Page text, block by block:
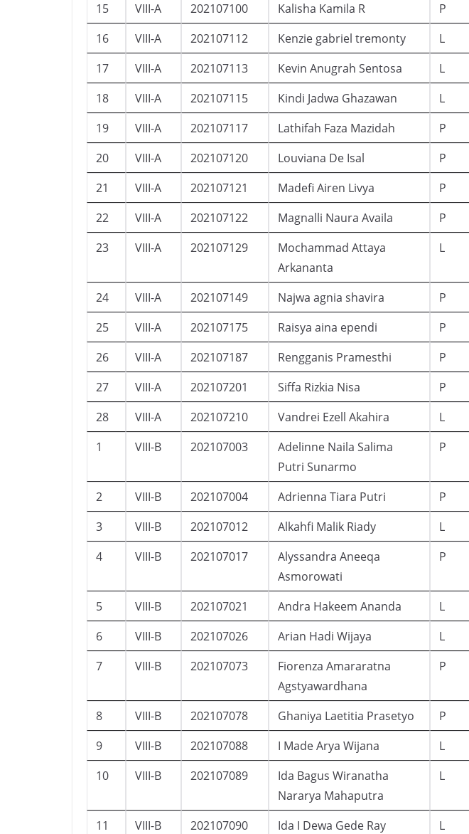
15
VIII-A 202107100 Kalisha Kamila R P
16
VIII-A 202107112 Kenzie gabriel tremonty L
17
VIII-A 202107113 Kevin Anugrah Sentosa L
18
VIII-A 202107115 Kindi Jadwa Ghazawan L
19
VIII-A 202107117 Lathifah Faza Mazidah P
20
VIII-A 202107120 Louviana De Isal P
21
VIII-A 202107121 Madefi Airen Livya P
22
VIII-A 202107122 Magnalli Naura Availa P
23
VIII-A 202107129
Mochammad Attaya
Arkananta
L
24 VIII-A 202107149 Najwa agnia shavira P
25
VIII-A 202107175 Raisya aina ependi P
26
VIII-A 202107187 Rengganis Pramesthi P
27
VIII-A 202107201 Siffa Rizkia Nisa P
28
VIII-A 202107210 Vandrei Ezell Akahira L
1
VIII-B 202107003
Adelinne Naila Salima
Putri Sunarmo
P
2 VIII-B 202107004 Adrienna Tiara Putri P
3
VIII-B 202107012 Alkahfi Malik Riady L
4
VIII-B 202107017
Alyssandra Aneeqa
Asmorowati
P
5 VIII-B 202107021 Andra Hakeem Ananda L
6
VIII-B 202107026 Arian Hadi Wijaya L
7
VIII-B 202107073
Fiorenza Amararatna
Agstyawardhana
P
8 VIII-B 202107078 Ghaniya Laetitia Prasetyo P
9
VIII-B 202107088 I Made Arya Wijana L
10
VIII-B 202107089
Ida Bagus Wiranatha
Nararya Mahaputra
L
11 VIII-B 202107090
Ida I Dewa Gede Ray
L